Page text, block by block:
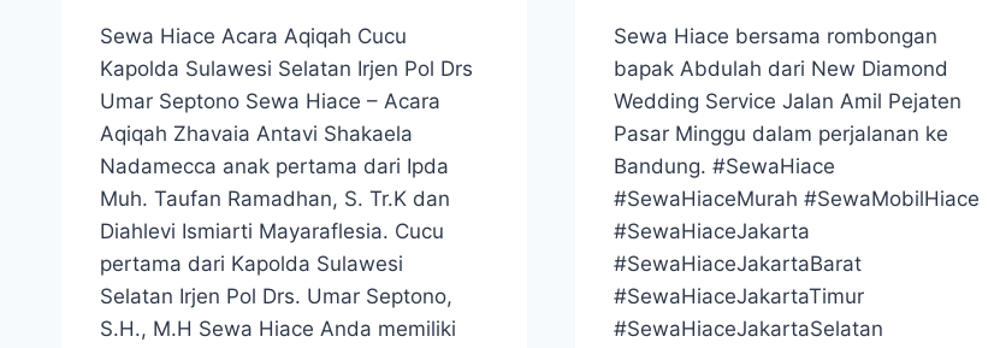
Sewa Hiace Acara Aqiqah Cucu
Kapolda Sulawesi Selatan Irjen Pol Drs
Umar Septono Sewa Hiace – Acara
Aqiqah Zhavaia Antavi Shakaela
Nadamecca anak pertama dari Ipda
Muh. Taufan Ramadhan, S. Tr.K dan
Diahlevi Ismiarti Mayaraflesia. Cucu
pertama dari Kapolda Sulawesi
Selatan Irjen Pol Drs. Umar Septono,
S.H., M.H Sewa Hiace Anda memiliki
Sewa Hiace bersama rombongan
bapak Abdulah dari New Diamond
Wedding Service Jalan Amil Pejaten
Pasar Minggu dalam perjalanan ke
Bandung. #SewaHiace
#SewaHiaceMurah #SewaMobilHiace
#SewaHiaceJakarta
#SewaHiaceJakartaBarat
#SewaHiaceJakartaTimur
#SewaHiaceJakartaSelatan